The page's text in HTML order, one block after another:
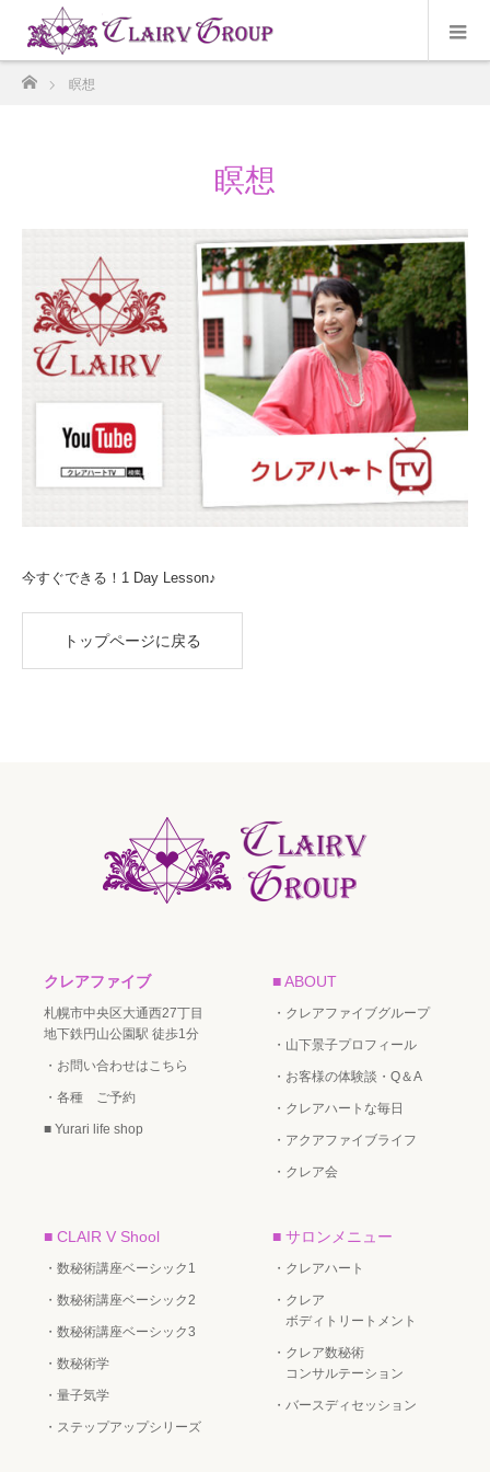
ホーム
瞑想
瞑想
今すぐできる！1 Day Lesson♪
トップページに戻る
クレアファイブ
札幌市中央区大通西27丁目
地下鉄円山公園駅 徒歩1分
・お問い合わせはこちら
・各種 ご予約
■ Yurari life shop
■ ABOUT
・クレアファイブグループ
・山下景子プロフィール
・お客様の体験談・Q＆A
・クレアハートな毎日
・アクアファイブライフ
・クレア会
■ CLAIR V Shool
・数秘術講座ベーシック1
・数秘術講座ベーシック2
・数秘術講座ベーシック3
・数秘術学
・量子気学
・ステップアップシリーズ
■ サロンメニュー
・クレアハート
・クレア
ボディトリートメント
・クレア数秘術
コンサルテーション
・バースディセッション